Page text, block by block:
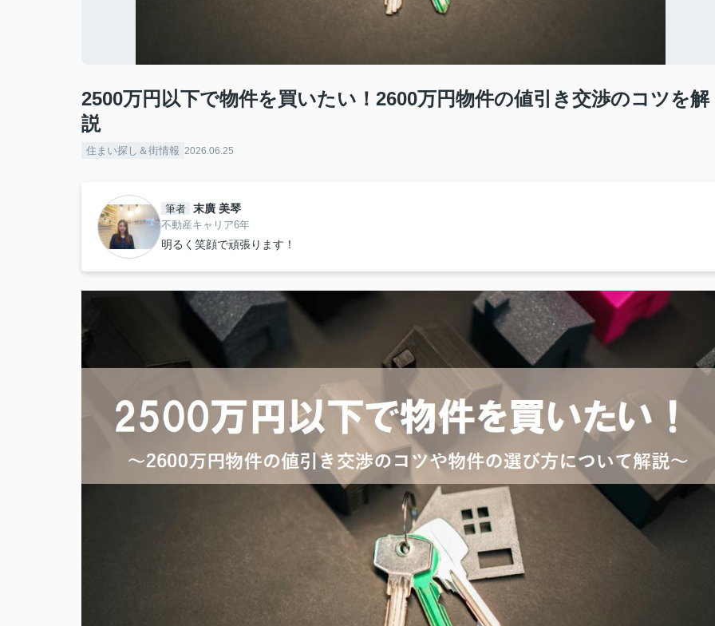
2500万円以下で物件を買いたい！2600万円物件の値引き交渉のコツを解
説
住まい探し＆街情報 2026.06.25
筆者 末廣 美琴
不動産キャリア6年
明るく笑顔で頑張ります！